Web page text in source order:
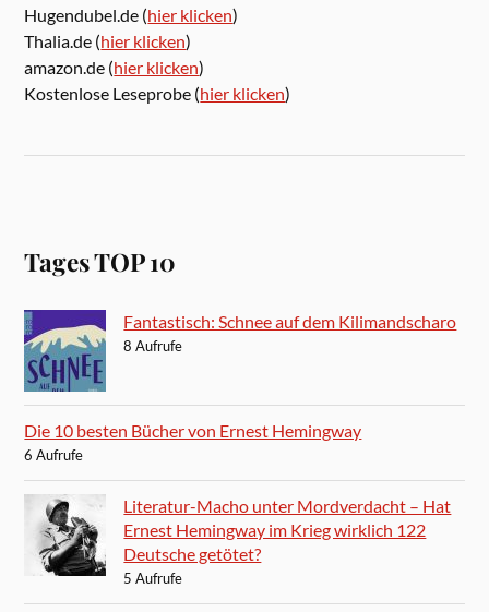
Hugendubel.de (hier klicken)
Thalia.de (hier klicken)
amazon.de (hier klicken)
Kostenlose Leseprobe (hier klicken)
Tages TOP 10
Fantastisch: Schnee auf dem Kilimandscharo
8 Aufrufe
Die 10 besten Bücher von Ernest Hemingway
6 Aufrufe
Literatur-Macho unter Mordverdacht – Hat
Ernest Hemingway im Krieg wirklich 122
Deutsche getötet?
5 Aufrufe